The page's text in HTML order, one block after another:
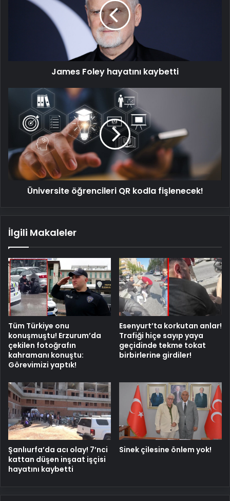
kaybetti
James Foley hayatını kaybetti
Üniversite
öğrencileri
kodla
fişlenecek!
Üniversite öğrencileri QR kodla fişlenecek!
İlgili Makaleler
Tüm Türkiye onu
konuşmuştu! Erzurum’da
çekilen fotoğrafın
kahramanı konuştu:
Görevimizi yaptık!
Esenyurt’ta korkutan anlar!
Trafiği hiçe sayıp yaya
geçidinde tekme tokat
birbirlerine girdiler!
Şanlıurfa’da acı olay! 7’nci
kattan düşen inşaat işçisi
hayatını kaybetti
Sinek çilesine önlem yok!